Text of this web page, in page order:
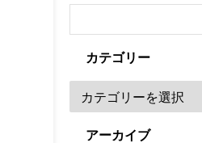
カテゴリー
アーカイブ